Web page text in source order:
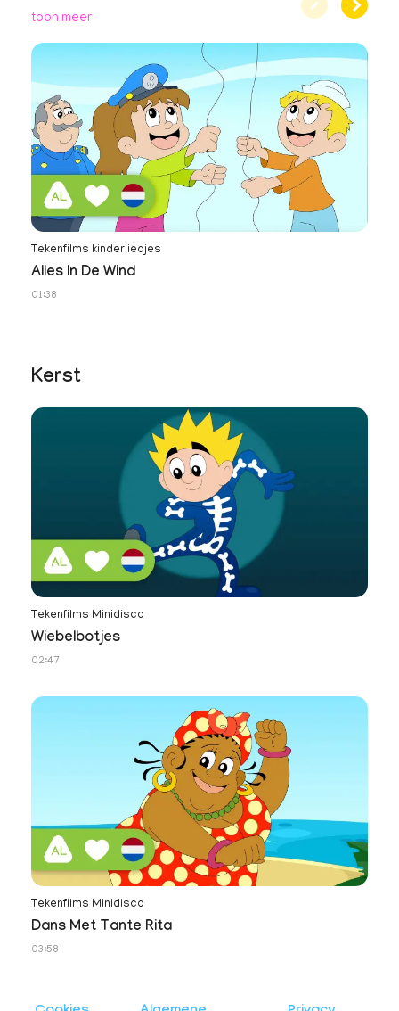
toon meer
Tekenfilms kinderliedjes
Alles In De Wind
01:38
Kerst
Tekenfilms Minidisco
Wiebelbotjes
02:47
Tekenfilms Minidisco
Dans Met Tante Rita
03:58